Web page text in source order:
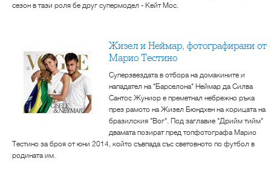
сезон в тази роля бе друг супермодел - Кейт Мос.
Жизел и Неймар, фотографирани от
Марио Тестино
Суперзвездата в отбора на домакините и
нападател на "Барселона" Неймар да Силва
Сантос Жуниор е преметнал небрежно ръка
през рамото на Жизел Бюндхен на корицата на
бразилския "Вог". Под заглавие "Дрийм тийм"
двамата позират пред топфотографа Марио
Тестино за броя от юни 2014, който съвпада със световното по футбол в
родината им.